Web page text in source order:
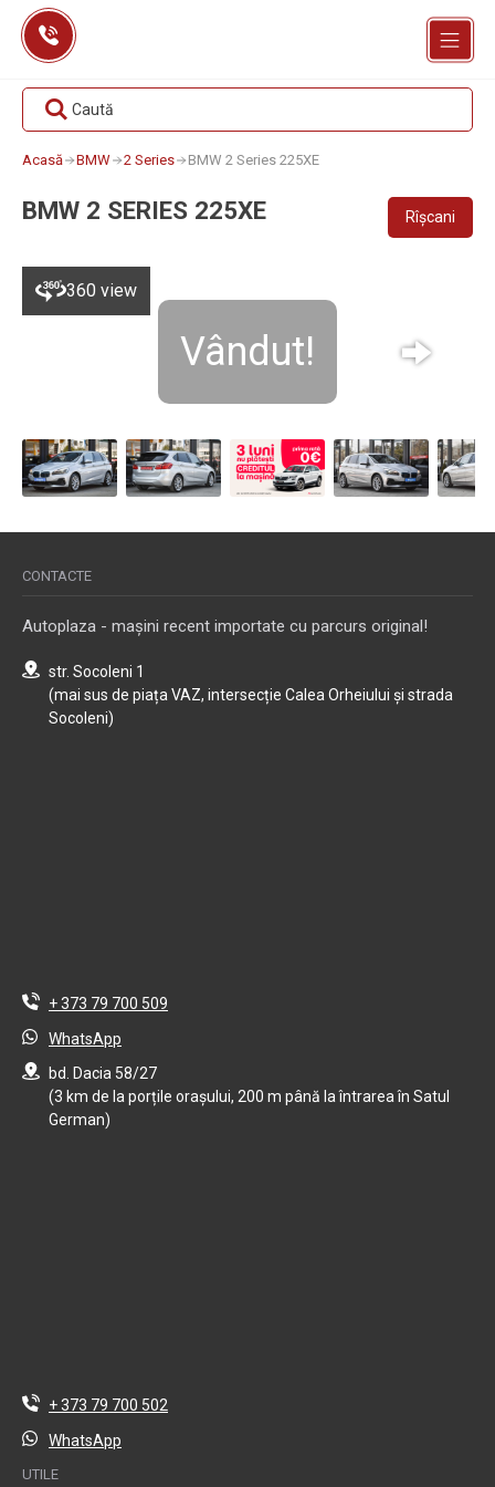
Skip
content
Caută
Acasă BMW 2 Series BMW 2 Series 225XE
BMW 2 SERIES 225XE Rîșcani
360 view
Vândut!
CONTACTE
Autoplaza - mașini recent importate cu parcurs original!
str. Socoleni 1
(mai sus de piața VAZ, intersecție Calea Orheiului și strada
Socoleni)
+ 373 79 700 509
WhatsApp
bd. Dacia 58/27
(3 km de la porțile orașului, 200 m până la întrarea în Satul
German)
+ 373 79 700 502
WhatsApp
UTILE